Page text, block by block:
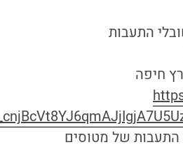
חיפה